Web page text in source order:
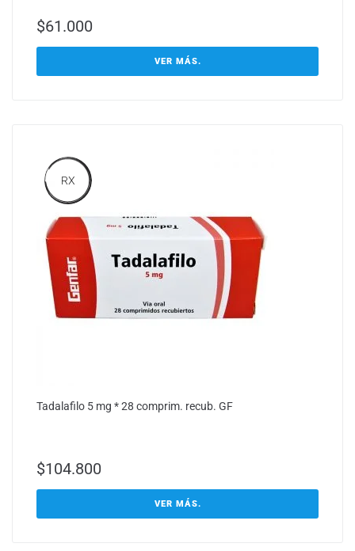
$61.000
VER MÁS.
RX
Tadalafilo 5 mg * 28 comprim. recub. GF
$104.800
VER MÁS.